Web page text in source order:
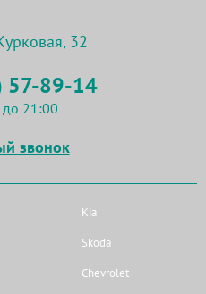
32
57-89-14
21:00
звонок
Kia
Skoda
Chevrolet